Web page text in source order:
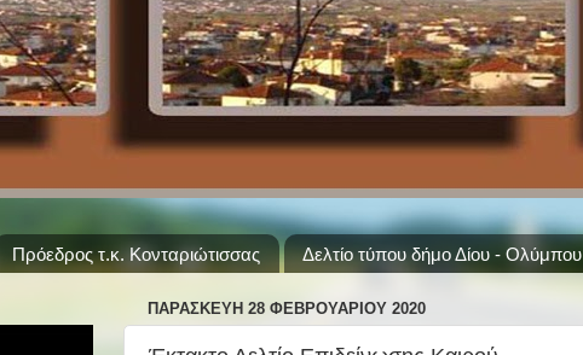
Πρόεδρος τ.κ. Κονταριώτισσας Δελτίο τύπου δήμο Δίου - Ολύμπου
ΠΑΡΑΣΚΕΥΉ 28 ΦΕΒΡΟΥΑΡΊΟΥ 2020